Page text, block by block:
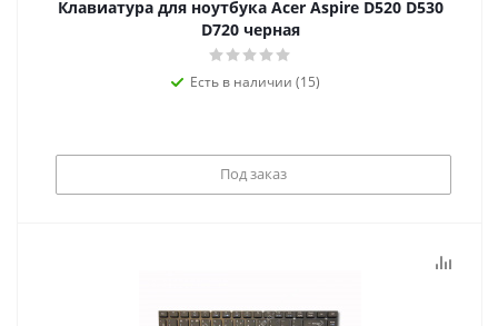
Клавиатура для ноутбука Acer Aspire D520 D530
D720 черная
Есть в наличии (15)
Под заказ